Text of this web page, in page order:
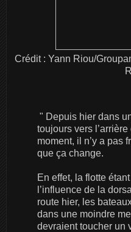
Crédit : Yann Riou/
" Depuis hier dans
toujours vers
moment, il n’y a pas
que ça change.
En effet, la flotte
l’influence de la
route hier, les
dans une moindre
devraient toucher un